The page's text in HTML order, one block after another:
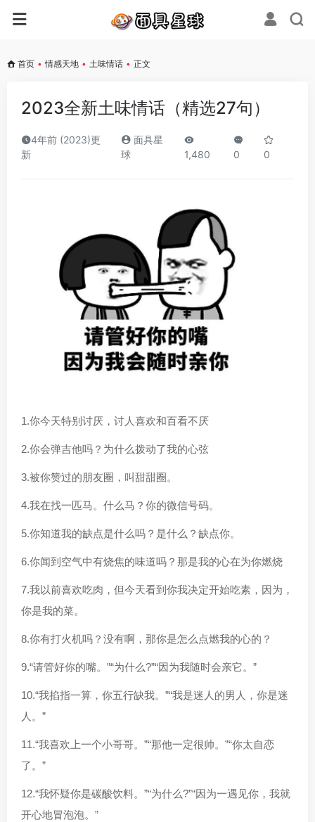
首页 • 情感天地 • 土味情话 • 正文
2023全新土味情话（精选27句）
4年前 (2023)更
新
面具星
球
1,480 0 0
1.你今天特别讨厌，讨人喜欢和百看不厌
2.你会弹吉他吗？为什么拨动了我的心弦
3.被你赞过的朋友圈，叫甜甜圈。
4.我在找一匹马。什么马？你的微信号码。
5.你知道我的缺点是什么吗？是什么？缺点你。
6.你闻到空气中有烧焦的味道吗？那是我的心在为你燃烧
7.我以前喜欢吃肉，但今天看到你我决定开始吃素，因为，
你是我的菜。
8.你有打火机吗？没有啊，那你是怎么点燃我的心的？
9.“请管好你的嘴。”“为什么?”“因为我随时会亲它。”
10.“我掐指一算，你五行缺我。”“我是迷人的男人，你是迷
人。”
11.“我喜欢上一个小哥哥。”“那他一定很帅。”“你太自恋
了。”
12.“我怀疑你是碳酸饮料。”“为什么?”“因为一遇见你，我就
开心地冒泡泡。”